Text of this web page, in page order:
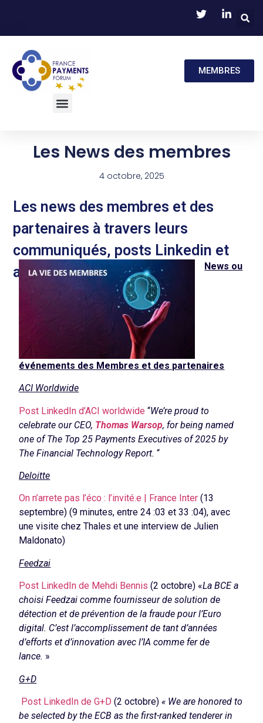
MEMBRES
Les News des membres
4 octobre, 2025
Les news des membres et des
partenaires à travers leurs
communiqués, posts Linkedin et
annonces.
News ou
événements des Membres et des partenaires
ACI Worldwide
Post LinkedIn d’ACI worldwide “We’re proud to
celebrate our CEO, Thomas Warsop, for being named
one of The Top 25 Payments Executives of 2025 by
The Financial Technology Report. “
Deloitte
On n’arrete pas l’éco : l’invité.e | France Inter (13
septembre) (9 minutes, entre 24 :03 et 33 :04), avec
une visite chez Thales et une interview de Julien
Maldonato)
Feedzai
Post LinkedIn de Mehdi Bennis (2 octobre) «La BCE a
choisi Feedzai comme fournisseur de solution de
détection et de prévention de la fraude pour l’Euro
digital. C’est l’accomplissement de tant d’années
d’efforts et d’innovation avec l’IA comme fer de
lance. »
G+D
Post LinkedIn de G+D (2 octobre)« We are honored to
be selected by the ECB as the first-ranked tenderer in